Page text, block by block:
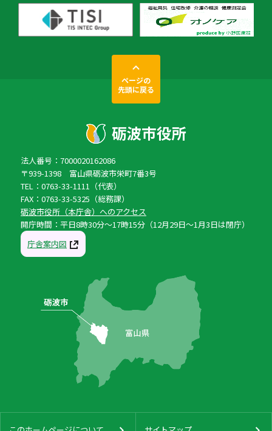
ページの
先頭に戻る
法人番号：7000020162086
〒939-1398 富山県砺波市栄町7番3号
TEL：0763-33-1111（代表）
FAX：0763-33-5325（総務課）
砺波市役所（本庁舎）へのアクセス
開庁時間：平日8時30分〜17時15分（12月29日〜1月3日は閉庁）
庁舎案内図